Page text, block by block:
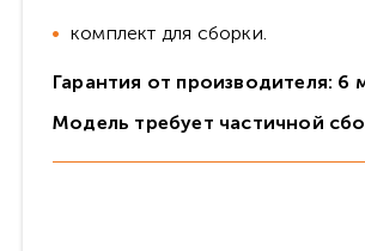
комплект для сборки.
Гарантия от производителя: 6
Модель требует частичной